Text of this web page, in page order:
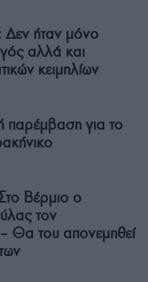
ήταν μόνο
αλλά και
κειμηλίων
παρέμβαση για το
Βέρμιο ο
τον
Θα του απονεμηθεί